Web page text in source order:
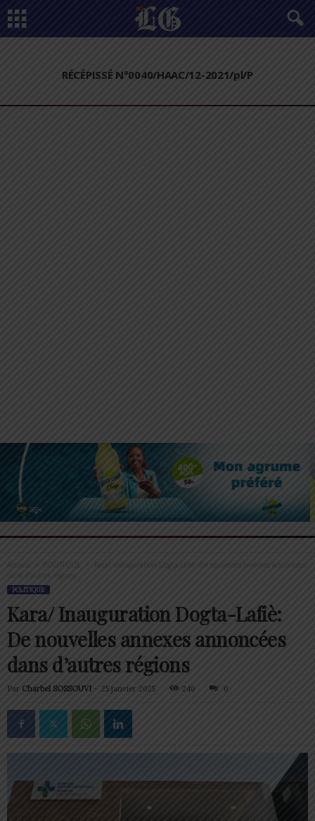
RÉCÉPISSÉ N°0040/HAAC/12-2021/pl/P
Accueil POLITIQUE
Kara/ Inauguration Dogta-Lafiè: De nouvelles annexes annoncées
dans d’autres régions
POLITIQUE
Kara/ Inauguration Dogta-Lafiè:
De nouvelles annexes annoncées
dans d’autres régions
Par Charbel SOSSOUVI - 25 janvier 2025 246 0